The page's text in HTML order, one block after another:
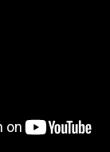
Απολογισμός των